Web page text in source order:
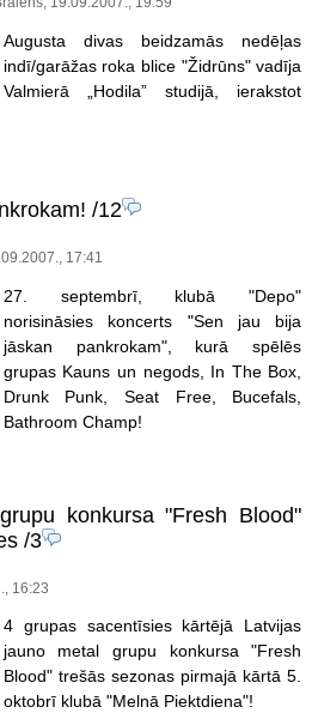
Augusta divas beidzamās nedēļas
indī/garāžas roka blice "Židrūns" vadīja
Valmierā „Hodila” studijā, ierakstot
/12
17:41
27. septembrī, klubā "Depo"
norisināsies koncerts "Sen jau bija
jāskan pankrokam", kurā spēlēs
grupas Kauns un negods, In The Box,
Drunk Punk, Seat Free, Bucefals,
Bathroom Champ!
konkursa "Fresh Blood"
/3
16:23
4 grupas sacentīsies kārtējā Latvijas
jauno metal grupu konkursa "Fresh
Blood" trešās sezonas pirmajā kārtā 5.
oktobrī klubā "Melnā Piektdiena"!